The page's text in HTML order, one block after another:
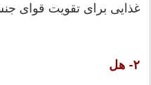
غذایی برای تقویت قوای
۲- هل